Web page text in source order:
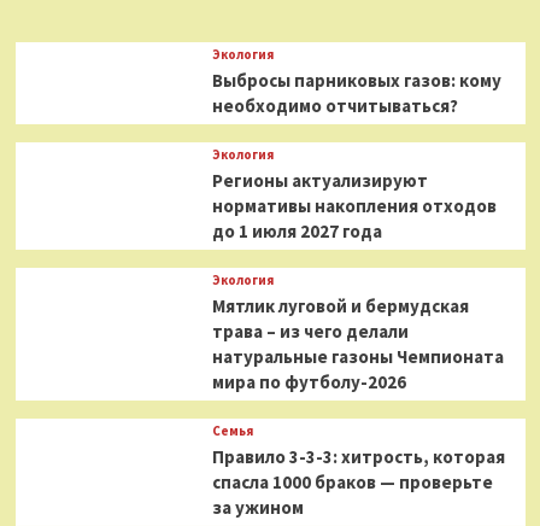
Экология
Выбросы парниковых газов: кому
необходимо отчитываться?
Экология
Регионы актуализируют
нормативы накопления отходов
до 1 июля 2027 года
Экология
Мятлик луговой и бермудская
трава – из чего делали
натуральные газоны Чемпионата
мира по футболу-2026
Семья
Правило 3-3-3: хитрость, которая
спасла 1000 браков — проверьте
за ужином